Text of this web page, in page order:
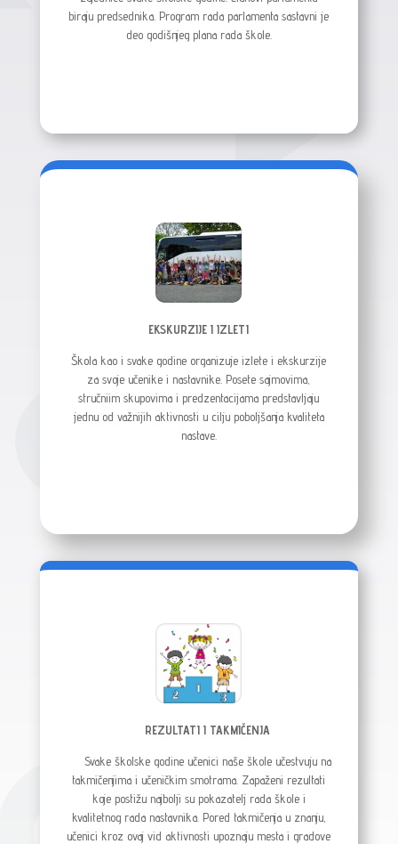
biraju predsednika. Program rada parlamenta sastavni je
deo godišnjeg plana rada škole.
EKSKURZIJE I IZLETI
Škola kao i svake godine organizuje izlete i ekskurzije
za svoje učenike i nastavnike. Posete sajmovima,
stručniim skupovima i predzentacijama predstavljaju
jednu od važnijih aktivnosti u cilju poboljšanja kvaliteta
nastave.
REZULTATI I TAKMIČENJA
Svake školske godine učenici naše škole učestvuju na
takmičenjima i učeničkim smotrama. Zapaženi rezultati
koje postižu najbolji su pokazatelj rada škole i
kvalitetnog rada nastavnika. Pored takmičenja u znanju,
učenici kroz ovaj vid aktivnosti upoznaju mesta i gradove